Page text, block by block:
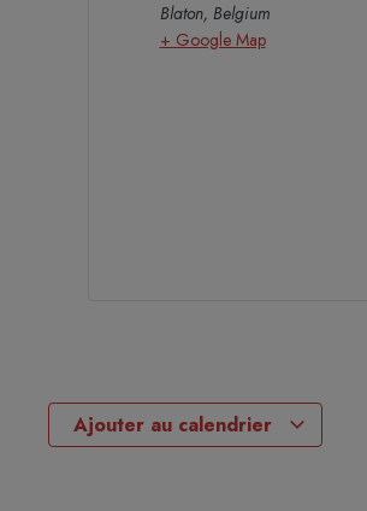
Blaton, Belgium
+ Google Map
Ajouter au calendrier